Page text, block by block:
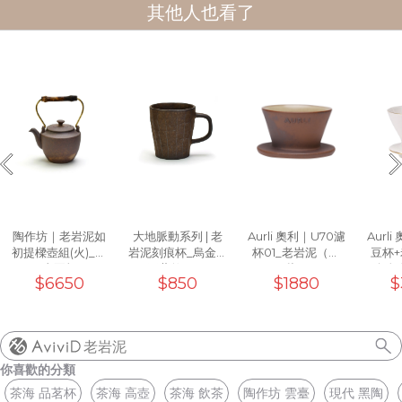
其他人也看了
陶作坊｜老岩泥如
初提樑壺組(火)_一
壺兩杯
$6650
大地脈動系列 | 老
岩泥刻痕杯_烏金黑
(工藝款)10oz
$850
Aurli 奧利｜U70濾
杯01_老岩泥（上
釉）
$1880
Aurli
豆杯
+白
濾杯
老岩泥
你喜歡的分類
茶海 品茗杯
茶海 高壺 茶海 飲茶 陶作坊 雲臺 現代 黑陶